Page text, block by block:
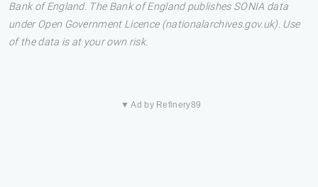
Bank of England. The Bank of England publishes SONIA data
under Open Government Licence (nationalarchives.gov.uk). Use
of the data is at your own risk.
▼ Ad by Refinery89